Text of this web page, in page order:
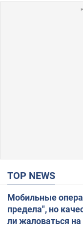
TOP NEWS
Мобильные
предела", но
ли жаловаться